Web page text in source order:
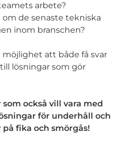
arbete?
de senaste tekniska
inom branschen?
att både få svar
lösningar som gör
också vill vara med
för underhåll och
fika och smörgås!